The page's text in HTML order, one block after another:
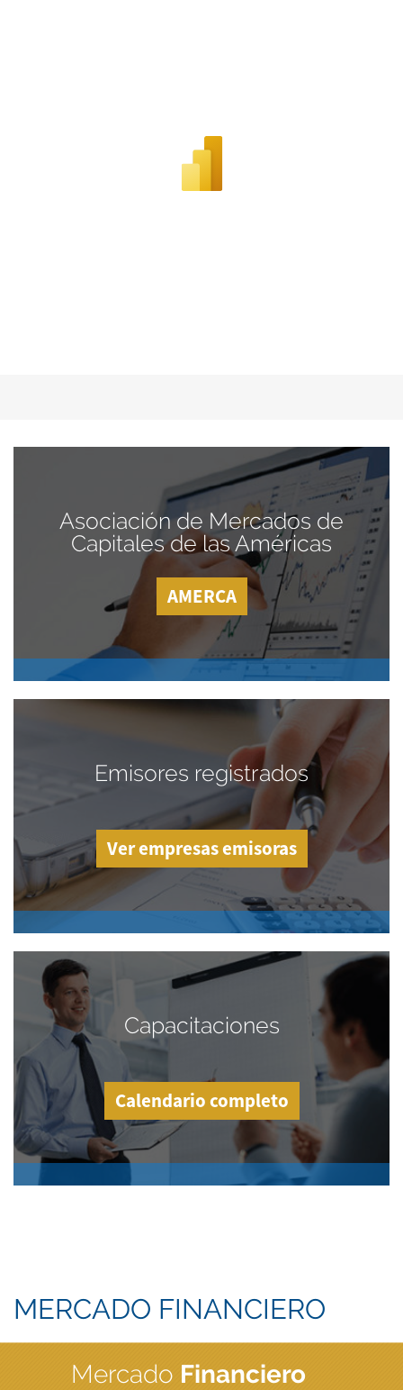
Asociación de Mercados de
Capitales de las Américas
AMERCA
Emisores registrados
Ver empresas emisoras
Capacitaciones
Calendario completo
MERCADO FINANCIERO
Mercado Financiero